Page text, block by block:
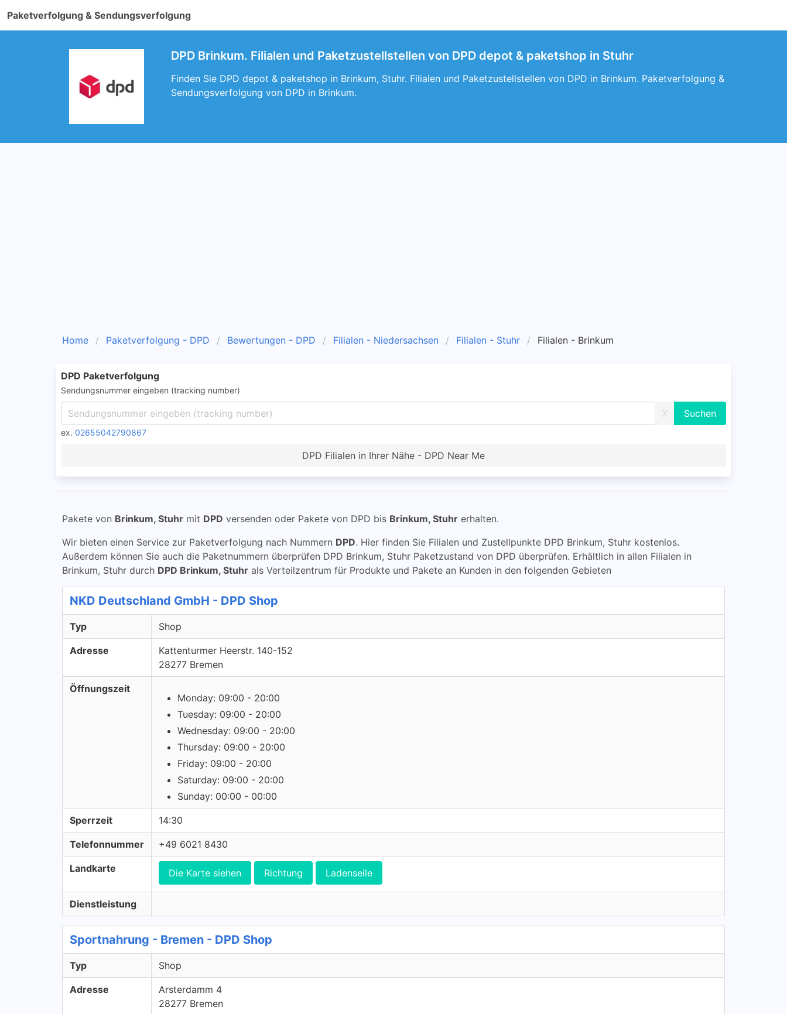
Paketverfolgung & Sendungsverfolgung
DPD Brinkum. Filialen und Paketzustellstellen von DPD depot & paketshop in Stuhr
Finden Sie DPD depot & paketshop in Brinkum, Stuhr. Filialen und Paketzustellstellen von DPD in Brinkum. Paketverfolgung &
Sendungsverfolgung von DPD in Brinkum.
Home Paketverfolgung - DPD Bewertungen - DPD Filialen - Niedersachsen Filialen - Stuhr Filialen - Brinkum
DPD Paketverfolgung
Sendungsnummer eingeben (tracking number)
X
ex. 02655042790867
DPD Filialen in Ihrer Nähe - DPD Near Me
Pakete von Brinkum, Stuhr mit DPD versenden oder Pakete von DPD bis Brinkum, Stuhr erhalten.
Wir bieten einen Service zur Paketverfolgung nach Nummern DPD. Hier finden Sie Filialen und Zustellpunkte DPD Brinkum, Stuhr kostenlos.
Außerdem können Sie auch die Paketnummern überprüfen DPD Brinkum, Stuhr Paketzustand von DPD überprüfen. Erhältlich in allen Filialen in
Brinkum, Stuhr durch DPD Brinkum, Stuhr als Verteilzentrum für Produkte und Pakete an Kunden in den folgenden Gebieten
NKD Deutschland GmbH - DPD Shop
Typ Shop
Adresse
Kattenturmer Heerstr. 140-152
28277 Bremen
Öffnungszeit
Monday: 09:00 - 20:00
Tuesday: 09:00 - 20:00
Wednesday: 09:00 - 20:00
Thursday: 09:00 - 20:00
Friday: 09:00 - 20:00
Saturday: 09:00 - 20:00
Sunday: 00:00 - 00:00
Sperrzeit 14:30
Telefonnummer +49 6021 8430
Landkarte Die Karte siehen Richtung Ladenseile
Dienstleistung
Sportnahrung - Bremen - DPD Shop
Typ Shop
Adresse
Arsterdamm 4
28277 Bremen